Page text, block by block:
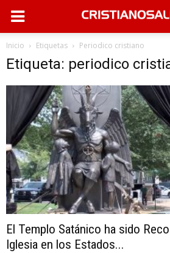
Inicio Etiquetas Periodico cristiano
Etiqueta: periodico
El Templo Satánico ha sido
Iglesia en los Estados...